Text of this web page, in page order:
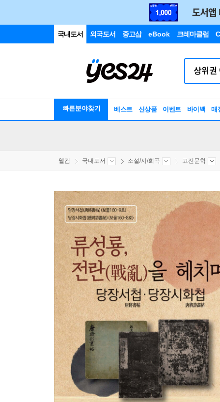
국내도서 외국도서 중고샵 eBook 크레마클럽
빠른분야찾기 베스트 신상품 이벤트 바이백 매
웰컴 국내도서 소설/시/희곡 고전문학